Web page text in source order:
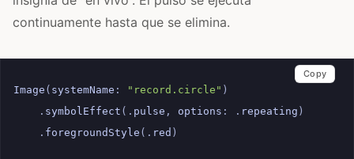
continuamente hasta que se elimina.
Image ( systemName : "record.circle" )
. symbolEffect (. pulse , options : . repeating )
. foregroundStyle (. red )
Copy